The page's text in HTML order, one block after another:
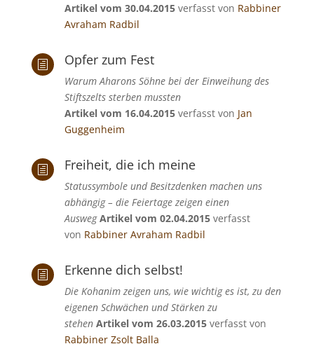
Artikel vom 30.04.2015verfasst von Rabbiner
Avraham Radbil
h Opfer zum Fest
Warum Aharons Söhne bei der Einweihung des
Stiftszelts sterben mussten
Artikel vom 16.04.2015verfasst von Jan
Guggenheim
h Freiheit, die ich meine
Statussymbole und Besitzdenken machen uns
abhängig – die Feiertage zeigen einen
AuswegArtikel vom 02.04.2015verfasst
von Rabbiner Avraham Radbil
h Erkenne dich selbst!
Die Kohanim zeigen uns, wie wichtig es ist, zu den
eigenen Schwächen und Stärken zu
stehen Artikel vom 26.03.2015verfasst von
Rabbiner Zsolt Balla